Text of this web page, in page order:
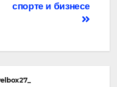
спорте и бизнесе